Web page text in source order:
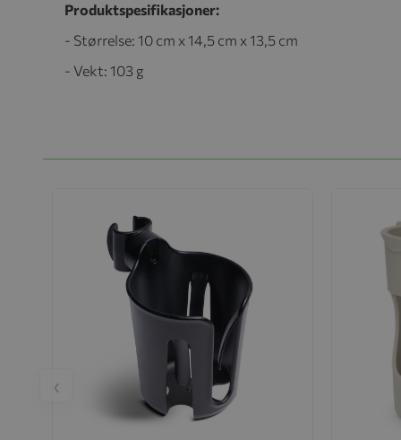
Produktspesifikasjoner:
- Størrelse: 10 cm x 14,5 cm x 13,5 cm
- Vekt: 103 g
‹